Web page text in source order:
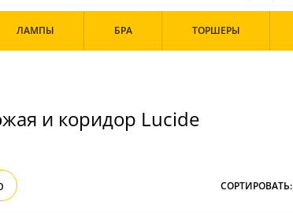
Дизайн/Форма
ЛАМПЫ БРА ТОРШЕРЫ
и коридор Lucide
СОРТИРОВАТЬ: